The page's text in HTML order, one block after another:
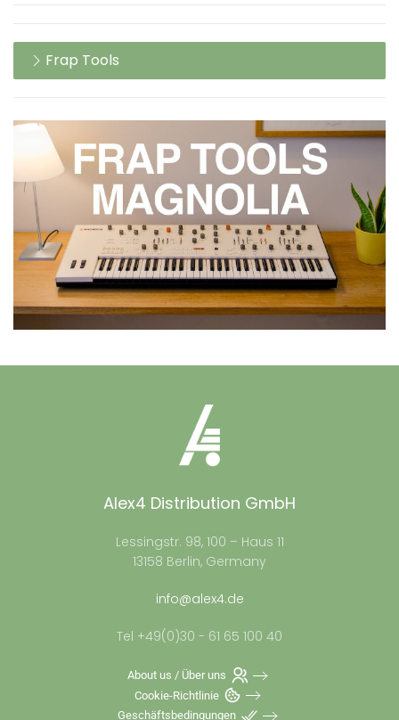
Frap Tools
Alex4 Distribution GmbH
Lessingstr. 98, 100 – Haus 11
13158 Berlin, Germany
info@alex4.de
Tel +49(0)30 - 61 65 100 40
About us / Über uns
Cookie-Richtlinie
Geschäftsbedingungen